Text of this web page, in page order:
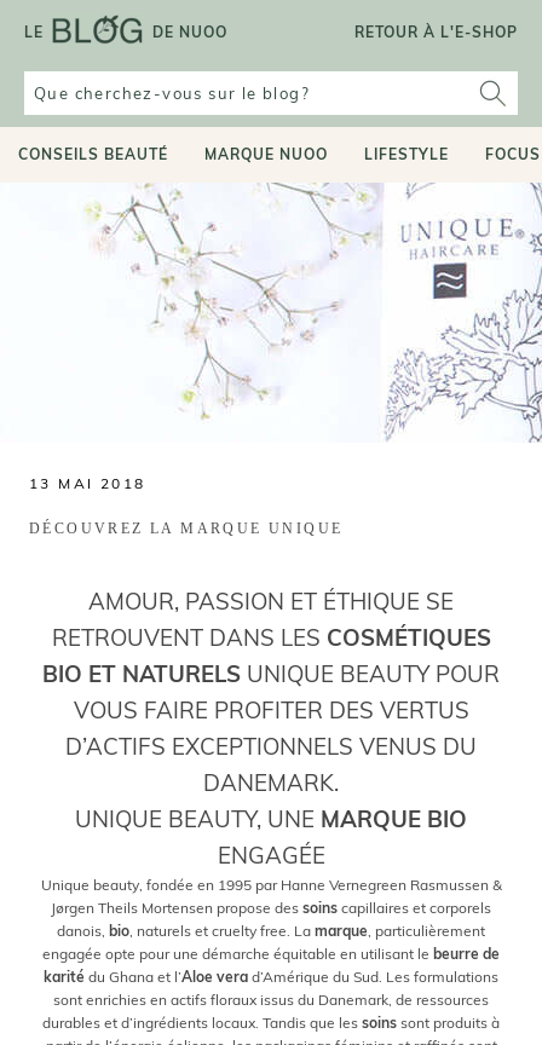
LE DE NUOO RETOUR À L'E-SHOP
CONSEILS BEAUTÉ MARQUE NUOO LIFESTYLE
13 MAI 2018
DÉCOUVREZ LA MARQUE UNIQUE
AMOUR, PASSION ET ÉTHIQUE SE
RETROUVENT DANS LES COSMÉTIQUES
BIO ET NATURELS UNIQUE BEAUTY POUR
VOUS FAIRE PROFITER DES VERTUS
D’ACTIFS EXCEPTIONNELS VENUS DU
DANEMARK.
UNIQUE BEAUTY, UNE MARQUE BIO
ENGAGÉE
Unique beauty, fondée en 1995 par Hanne Vernegreen Rasmussen &
Jørgen Theils Mortensen propose des soins capillaires et corporels
danois, bio , naturels et cruelty free. La marque , particulièrement
engagée opte pour une démarche équitable en utilisant le beurre de
karité du Ghana et l’Aloe vera d’Amérique du Sud. Les formulations
sont enrichies en actifs floraux issus du Danemark, de ressources
durables et d’ingrédients locaux. Tandis que les soins sont produits à